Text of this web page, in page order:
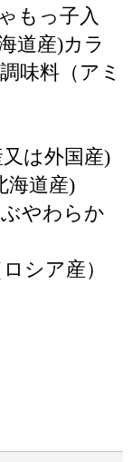
もっ子入
道産)カラ
味料（アミ
は外国産)
海道産)
やわらか
シア産）